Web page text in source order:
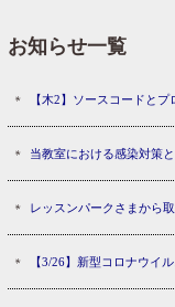
お知らせ一覧
【木2】ソースコードとプ
当教室における感染対策
レッスンパークさまから
【3/26】新型コロナウイ